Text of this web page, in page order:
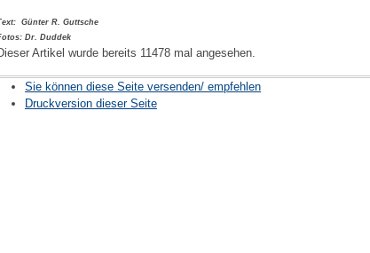
Günter R. Guttsche
Dr. Duddek
Artikel wurde bereits 11478 mal angesehen.
Sie können diese Seite versenden/ empfehlen
Druckversion dieser Seite